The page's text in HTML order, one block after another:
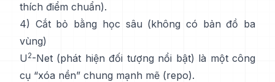
thích điểm chuẩn).
4) Cắt bỏ bằng học sâu (không có bản đồ ba
vùng)
U 2-Net (phát hiện đối tượng nổi bật) là một công
cụ “xóa nền” chung mạnh mẽ (repo).